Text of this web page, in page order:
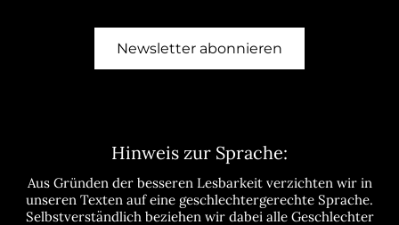
Newsletter abonnieren
Hinweis zur Sprache:
Aus Gründen der besseren Lesbarkeit verzichten wir in
unseren Texten auf eine geschlechtergerechte Sprache.
Selbstverständlich beziehen wir dabei alle Geschlechter